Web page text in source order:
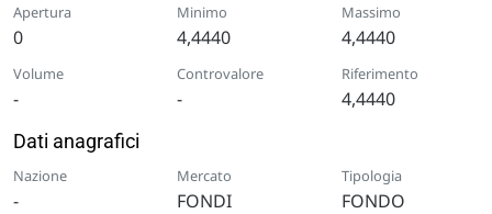
Apertura
0
Minimo
4,4440
Massimo
4,4440
Volume
-
Controvalore
-
Riferimento
4,4440
Dati anagrafici
Nazione
-
Mercato
FONDI
Tipologia
FONDO